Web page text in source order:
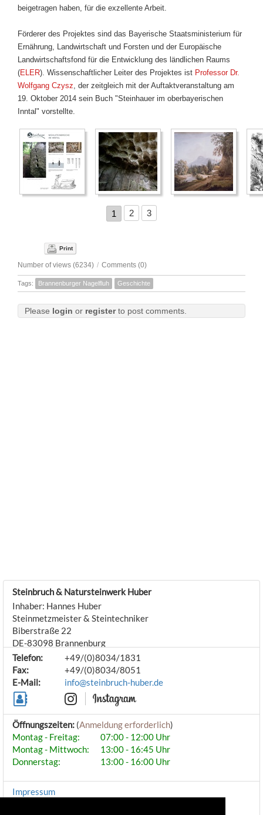
beigetragen haben, für die exzellente Arbeit.
Förderer des Projektes sind das Bayerische Staatsministerium für
Ernährung, Landwirtschaft und Forsten und der Europäische
Landwirtschaftsfond für die Entwicklung des ländlichen Raums
(ELER). Wissenschaftlicher Leiter des Projektes ist Professor Dr.
Wolfgang Czysz , der zeitgleich mit der Auftaktveranstaltung am
19. Oktober 2014 sein Buch "Steinhauer im oberbayerischen
Inntal" vorstellte.
1 2 3
Print
Number of views (6234) / Comments (0)
Tags: Brannenburger Nagelfluh Geschichte
Please login or registerto post comments.
Steinbruch & Natursteinwerk Huber
Inhaber: Hannes Huber
Steinmetzmeister & Steintechniker
Biberstraße 22
DE-83098 Brannenburg
Telefon:
+49/(0)8034/1831
Fax:
+49/(0)8034/8051
E-Mail:
info@steinbruch-huber.de
Öffnungszeiten: (Anmeldung erforderlich)
Montag - Freitag:
07:00 - 12:00 Uhr
Montag - Mittwoch:
13:00 - 16:45 Uhr
Donnerstag:
13:00 - 16:00 Uhr
Impressum